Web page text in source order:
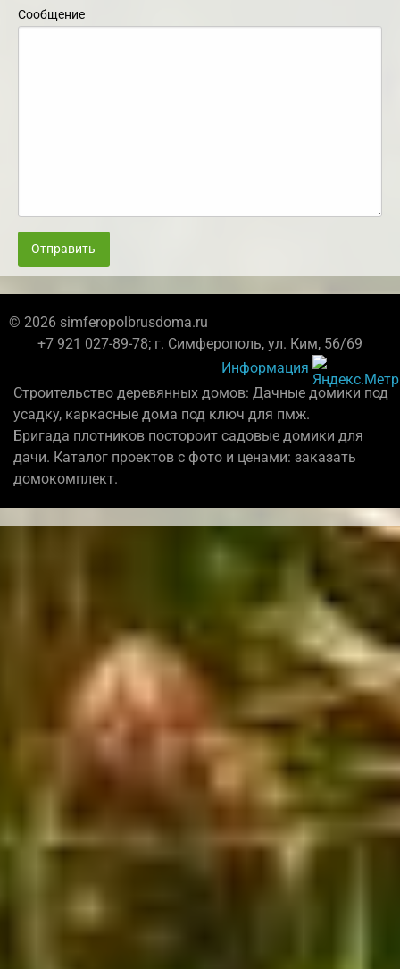
Сообщение
Отправить
© 2026 simferopolbrusdoma.ru
+7 921 027-89-78; г. Симферополь, ул. Ким, 56/69
Информация
Строительство деревянных домов: Дачные домики под
усадку, каркасные дома под ключ для пмж.
Бригада плотников постороит садовые домики для
дачи. Каталог проектов с фото и ценами: заказать
домокомплект.